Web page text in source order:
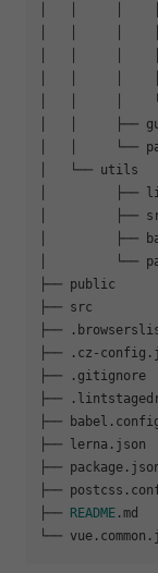
│   │     │    ├── utils
│   │     │
│   │     │
│   │     │
│   │     │
│   │     ├──
│   │     └──
│   └── utils
│         ├── lib       		# 目标文件（这里也可以采用lodash
│         ├── src
│         ├──
│         └──
├── public
├── src
├── .
├── . cz -config.
├── . gitignore
├── .
├── babel.
├── lerna. json
├── package.
├── postcss.
├── README .md
└── vue. common .